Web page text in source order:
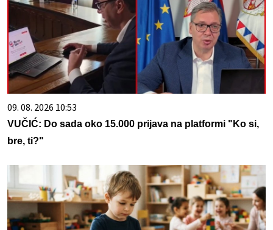
09. 08. 2026 10:53
VUČIĆ: Do sada oko 15.000 prijava na platformi "Ko si,
bre, ti?"